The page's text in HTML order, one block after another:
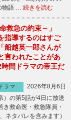
物語 … 続きを読む
救急の約束～」
指導するのはすご
船越英一郎さんが
言われたことがあ
間ドラマの帝王だ
ドラマ
2026年8月6日
）の第5話が4日に放送
救命医・救急隊員・
ネタバレを含みます）